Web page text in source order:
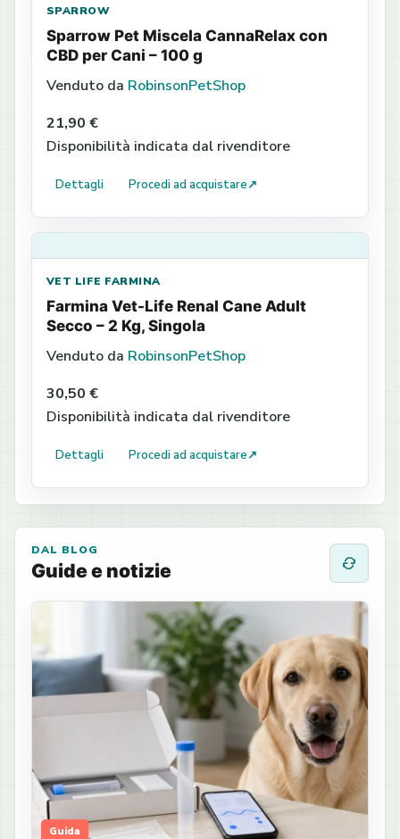
SPARROW
Sparrow Pet Miscela CannaRelax con
CBD per Cani – 100 g
Venduto da RobinsonPetShop
21,90 €
Disponibilità indicata dal rivenditore
Dettagli Procedi ad acquistare↗
VET LIFE FARMINA
Farmina Vet-Life Renal Cane Adult
Secco – 2 Kg, Singola
Venduto da RobinsonPetShop
30,50 €
Disponibilità indicata dal rivenditore
Dettagli Procedi ad acquistare↗
DAL BLOG
Guide e notizie
Guida